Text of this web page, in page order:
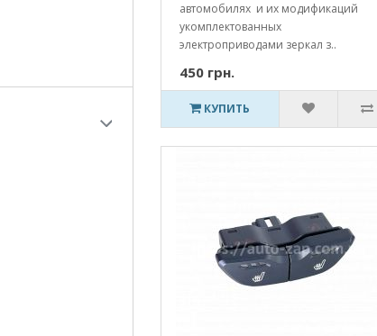
автомобилях и их модификаций
укомплектованных
электроприводами зеркал з..
450 грн.
КУПИТЬ